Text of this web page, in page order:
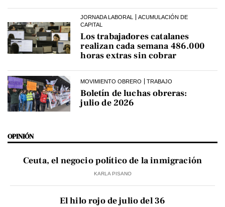
JORNADA LABORAL
ACUMULACIÓN DE
CAPITAL
Los trabajadores catalanes
realizan cada semana 486.000
horas extras sin cobrar
MOVIMIENTO OBRERO TRABAJO
Boletín de luchas obreras:
julio de 2026
OPINIÓN
Ceuta, el negocio político de la inmigración
KARLA PISANO
El hilo rojo de julio del 36